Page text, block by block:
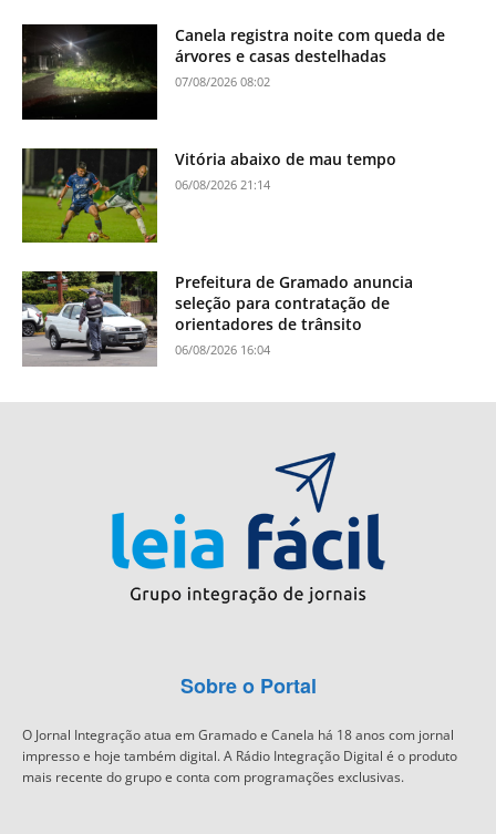
Canela registra noite com queda de
árvores e casas destelhadas
07/08/2026 08:02
Vitória abaixo de mau tempo
06/08/2026 21:14
Prefeitura de Gramado anuncia
seleção para contratação de
orientadores de trânsito
06/08/2026 16:04
Sobre o Portal
O Jornal Integração atua em Gramado e Canela há 18 anos com jornal
impresso e hoje também digital. A Rádio Integração Digital é o produto
mais recente do grupo e conta com programações exclusivas.